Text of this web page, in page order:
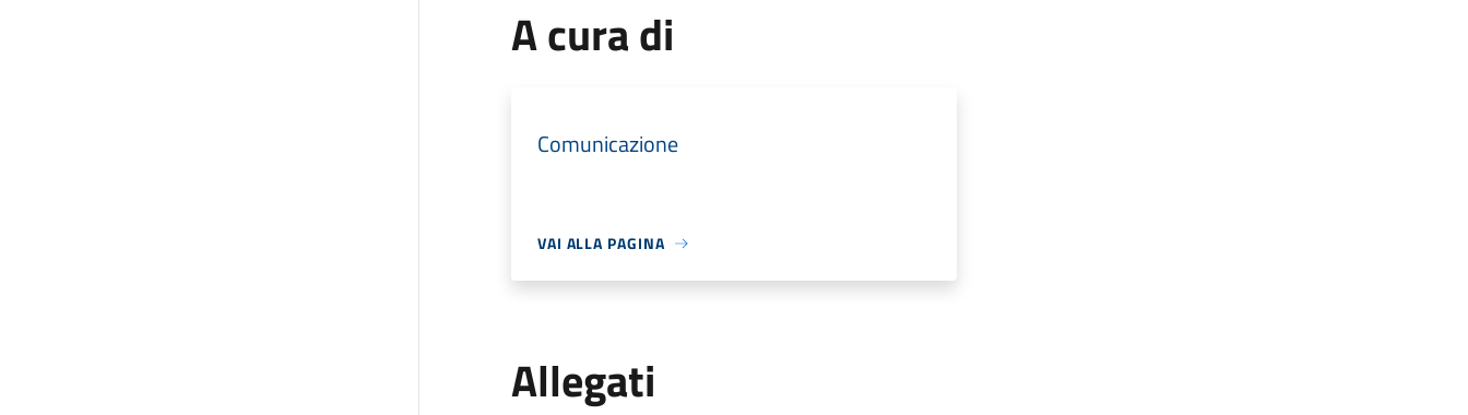
A cura di
Comunicazione
VAI ALLA PAGINA
Allegati